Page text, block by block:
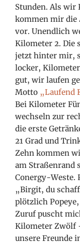
Stunden. Als wir
kommen mir die
vor. Unendlich
Kilometer 2. Die
jetzt hinter mir,
locker,
gut, wir laufen
Motto „Laufend
Bei Kilometer
wechseln zur
die erste
21 Grad und
Zehn kommen
am Straßenrand
Conergy-
„Birgit, du
plötzlich
Zuruf puscht
Kilometer Zwölf
unsere Freunde